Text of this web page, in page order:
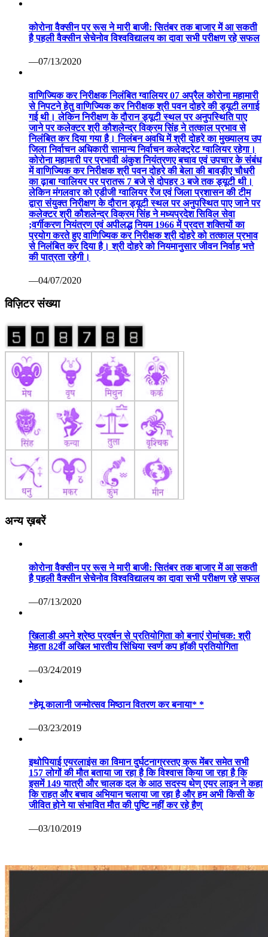
कोरोना वैक्सीन पर रूस ने मारी बाजी: सितंबर तक बाजार में आ सकती
है पहली वैक्सीन सेचेनोव विश्वविद्यालय का दावा सभी परीक्षण रहे सफल
—07/13/2020
वाणिज्यिक कर निरीक्षक निलंबित ग्वालियर 07 अप्रैल कोरोना महामारी
से निपटने हेतु वाणिज्यिक कर निरीक्षक श्री पवन दोहरे की ड्यूटी लगाई
गई थी। लेकिन निरीक्षण के दौरान ड्यूटी स्थल पर अनुपस्थिति पाए
जाने पर कलेक्टर श्री कौशलेन्द्र विक्रम सिंह ने तत्काल प्रभाव से
निलंबित कर दिया गया है। निलंबन अवधि में श्री दोहरे का मुख्यालय उप
जिला निर्वाचन अधिकारी सामान्य निर्वाचन कलेक्ट्रेट ग्वालियर रहेगा।
कोरोना महामारी पर प्रभावी अंकुश नियंत्रणए बचाव एवं उपचार के संबंध
में वाणिज्यिक कर निरीक्षक श्री पवन दोहरे की बेला की बावड़ीए चौधरी
का ढ़ाबा ग्वालियर पर प्रातरू 7 बजे से दोपहर 3 बजे तक ड्यूटी थी।
लेकिन मंगलवार को एडीजी ग्वालियर रेंज एवं जिला प्रशासन की टीम
द्वारा संयुक्त निरीक्षण के दौरान ड्यूटी स्थल पर अनुपस्थित पाए जाने पर
कलेक्टर श्री कौशलेन्द्र विक्रम सिंह ने मध्यप्रदेश सिविल सेवा
;वर्गीकरण नियंत्रण एवं अपीलद्ध नियम 1966 में प्रदत्त शक्तियों का
प्रयोग करते हुए वाणिज्यिक कर निरीक्षक श्री दोहरे को तत्काल प्रभाव
से निलंबित कर दिया है। श्री दोहरे को नियमानुसार जीवन निर्वाह भत्ते
की पात्रता रहेगी।
—04/07/2020
विज़िटर संख्या
अन्य ख़बरें
कोरोना वैक्सीन पर रूस ने मारी बाजी: सितंबर तक बाजार में आ सकती
है पहली वैक्सीन सेचेनोव विश्वविद्यालय का दावा सभी परीक्षण रहे सफल
—07/13/2020
खिलाडी अपने श्रेष्ठ प्रदर्षन से प्रतियोगिता को बनाएं रोमांचक: श्री
मेहता 82वीं अखिल भारतीय सिंधिया स्वर्ण कप हॉकी प्रतियोगिता
—03/24/2019
*हेमू कालानी जन्मोत्सव मिष्ठान वितरण कर बनाया* *
—03/23/2019
इथोपियाई एयरलाइंस का विमान दुर्घटनाग्रस्तए क्रू मेंबर समेत सभी
157 लोगों की मौत बताया जा रहा है कि विश्वास किया जा रहा है कि
इसमें 149 यात्री और चालक दल के आठ सदस्य थेण् एयर लाइन ने कहा
कि राहत और बचाव अभियान चलाया जा रहा है और हम अभी किसी के
जीवित होने या संभावित मौत की पुष्टि नहीं कर रहे हैण्
—03/10/2019